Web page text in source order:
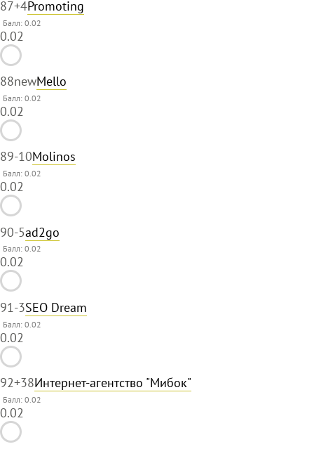
87+4Promoting
Балл: 0.02
0.02
88newMello
Балл: 0.02
0.02
89-10Molinos
Балл: 0.02
0.02
90-5ad2go
Балл: 0.02
0.02
91-3SEO Dream
Балл: 0.02
0.02
92+38Интернет-агентство "Мибок"
Балл: 0.02
0.02